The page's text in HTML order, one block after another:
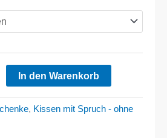
In den Warenkorb
, Kissen mit Spruch - ohne